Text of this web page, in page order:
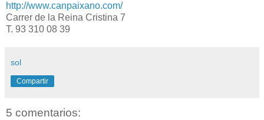
http://www.canpaixano.com/
Carrer de la Reina Cristina 7
T. 93 310 08 39
sol
Compartir
5 comentarios: